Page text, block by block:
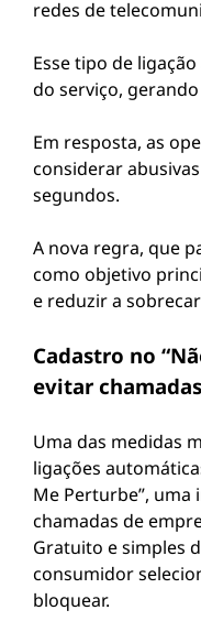
redes de
Esse tipo de
do serviço,
Em resposta, as
considerar
segundos.
A nova regra, que
como objetivo
e reduzir a
Cadastro no
evitar chamadas
Uma das medidas
ligações
Me Perturbe”,
chamadas de
Gratuito e simples
consumidor
bloquear.